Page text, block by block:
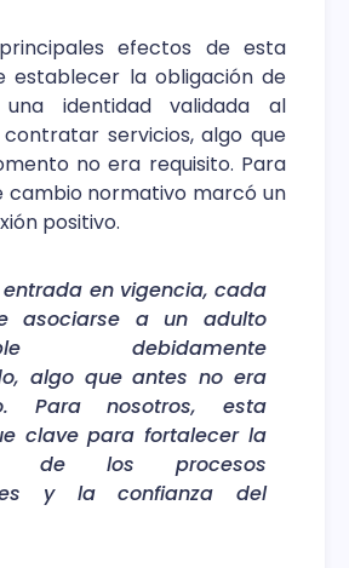
efectos de esta
establecer la obligación de
identidad validada al
servicios, algo que
no era requisito. Para
cambio normativo marcó un
positivo.
entrada en vigencia, cada
asociarse a un adulto
debidamente
algo que antes no era
Para nosotros, esta
clave para fortalecer la
de los procesos
y la confianza del